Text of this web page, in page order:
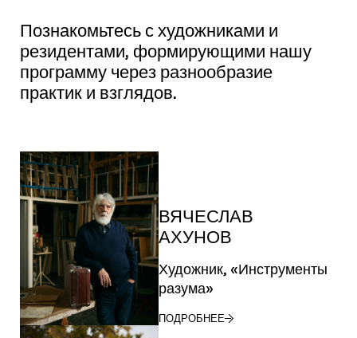
Познакомьтесь с художниками и
резидентами, формирующими нашу
программу через разнообразие
практик и взглядов.
ВЯЧЕСЛАВ
АХУНОВ
Художник, «Инструменты
разума»
ПОДРОБНЕЕ